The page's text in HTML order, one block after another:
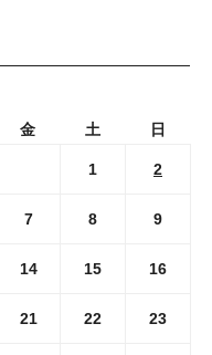
金 土 日
1 2
7 8 9
14 15 16
21 22 23